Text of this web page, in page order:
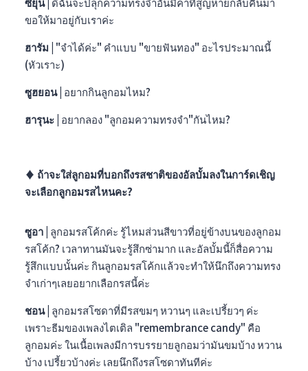
ขอให้มาอยู่กับเราค่ะ
ฮารัม | "จำได้ค่ะ" คำแบบ "ขายฟันทอง" อะไรประมาณนี้
(หัวเราะ)
ซูฮยอน | อยากกินลูกอมไหม?
ฮารุนะ | อยากลอง "ลูกอมความทรงจำ"กันไหม?
♦︎ ถ้าจะใส่ลูกอมที่บอกถึงรสชาติของอัลบั้มลงในการ์ดเชิญ
จะเลือกลูกอมรสไหนคะ?
ซูอา | ลูกอมรสโค้กค่ะ รู้ไหมส่วนสีขาวที่อยู่ข้างบนของลูกอม
รสโค้ก? เวลาทานมันจะรู้สึกซ่ามาก และอัลบั้มนี้ก็สื่อความ
รู้สึกแบบนั้นค่ะ กินลูกอมรสโค้กแล้วจะทำให้นึกถึงความทรง
จำเก่าๆเลยอยากเลือกรสนี้ค่ะ
ชอน | ลูกอมรสโซดาที่มีรสขมๆ หวานๆ และเปรี้ยวๆ ค่ะ
เพราะธีมของเพลงไตเติล "remembrance candy" คือ
ลูกอมค่ะในเนื้อเพลงมีการบรรยายลูกอมว่ามันขมบ้าง หวาน
บ้าง เปรี้ยวบ้างค่ะ เลยนึกถึงรสโซดาทันทีค่ะ